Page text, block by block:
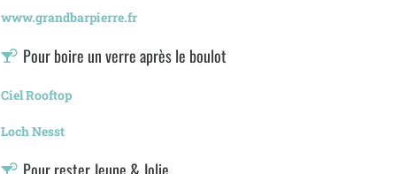
www.grandbarpierre.fr
Pour boire un verre après le boulot
Ciel Rooftop
Loch Nesst